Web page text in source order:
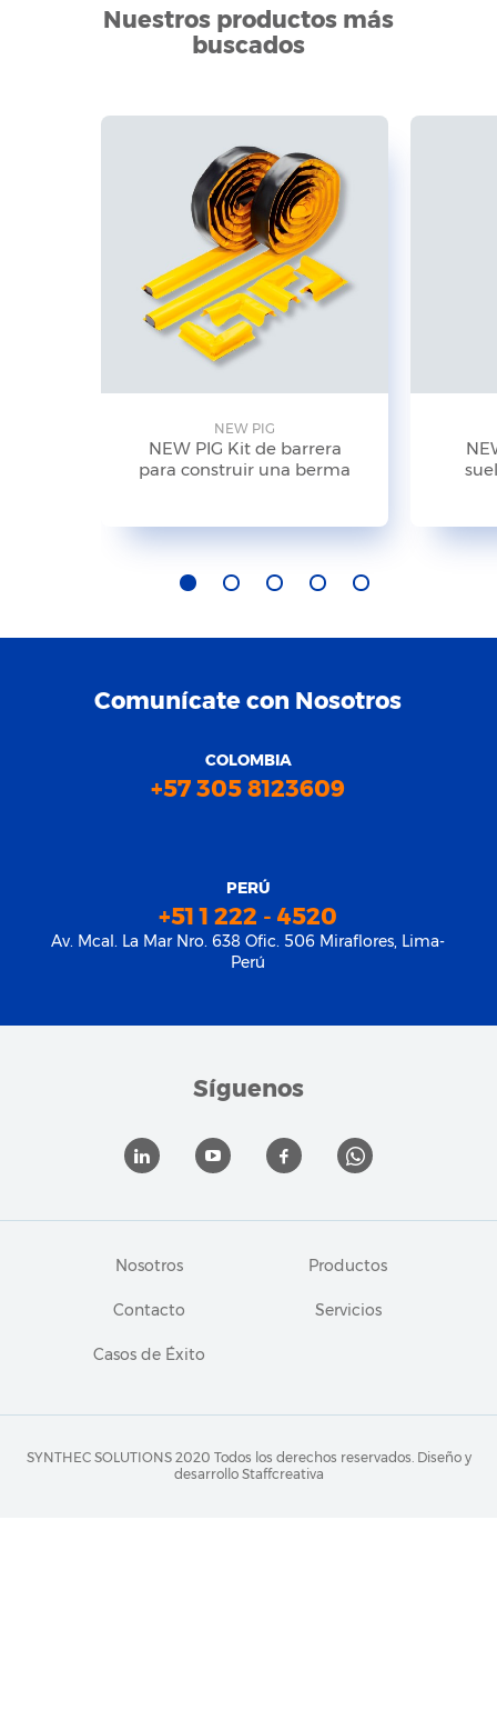
Nuestros productos más
buscados
NEW PIG
NEW PIG Kit de barrera
para construir una berma
Comunícate con Nosotros
COLOMBIA
+57 305 8123609
PERÚ
+51 1 222 - 4520
Av. Mcal. La Mar Nro. 638 Ofic. 506 Miraflores, Lima-
Perú
Síguenos
Nosotros Productos
Contacto Servicios
Casos de Éxito
SYNTHEC SOLUTIONS 2020 Todos los derechos reservados. Diseño y
desarrollo Staffcreativa